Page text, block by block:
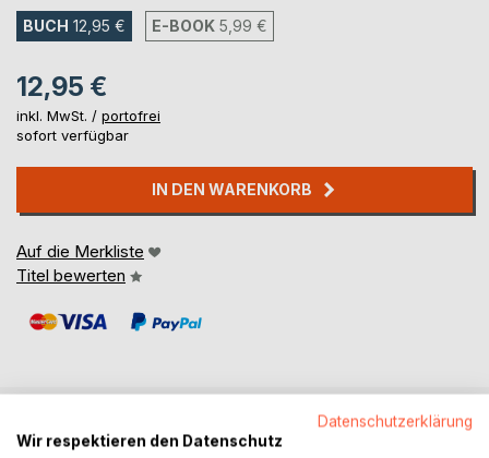
BUCH 12,95 € E-BOOK 5,99 €
12,95 €
inkl. MwSt. / portofrei
sofort verfügbar
IN DEN WARENKORB
Auf die Merkliste
Titel bewerten
BESCHREIBUNG
Datenschutzerklärung
Wir respektieren den Datenschutz